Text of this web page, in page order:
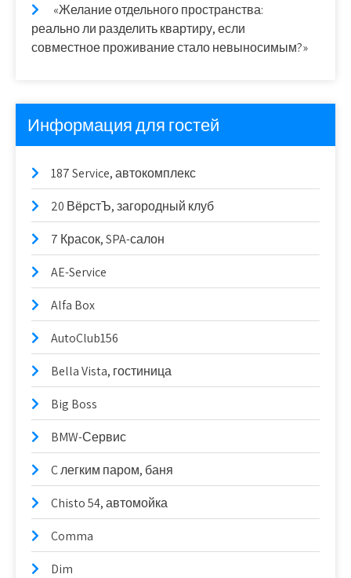
«Желание отдельного пространства:
реально ли разделить квартиру, если
совместное проживание стало невыносимым?»
Информация для гостей
187 Service, автокомплекс
20 ВёрстЪ, загородный клуб
7 Красок, SPA-салон
AE-Service
Alfa Box
AutoClub156
Bella Vista, гостиница
Big Boss
BMW-Сервис
C легким паром, баня
Chisto 54, автомойка
Comma
Dim